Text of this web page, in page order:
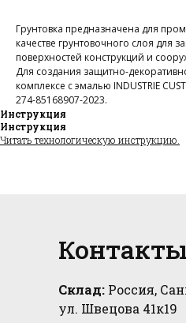
Грунтовка предназначена для
качестве грунтовочного слоя для
поверхностей конструкций и
Для создания защитно-
комплексе с эмалью INDUSTRIE
274-85168907-2023.
Инструкция
Инструкция
Читать технологическую инструкцию.
Контакты
Склад: Россия,
ул. Швецова 41к19